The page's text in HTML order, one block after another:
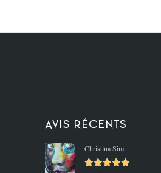
Avis récents
Christina Sim